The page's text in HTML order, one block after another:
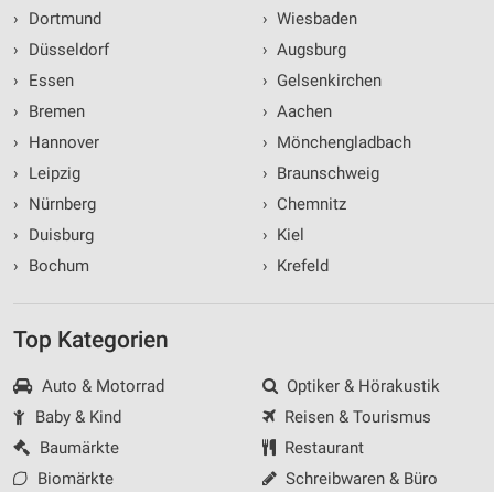
›
Dortmund
›
Düsseldorf
›
Essen
›
Bremen
›
Hannover
›
Leipzig
›
Nürnberg
›
Duisburg
›
Bochum
› Wiesbaden
› Augsburg
› Gelsenkirchen
› Aachen
› Mönchengladbach
› Braunschweig
› Chemnitz
› Kiel
› Krefeld
Top Kategorien
Auto & Motorrad
Baby & Kind
Baumärkte
Biomärkte
Optiker & Hörakustik
Reisen & Tourismus
Restaurant
Schreibwaren & Büro